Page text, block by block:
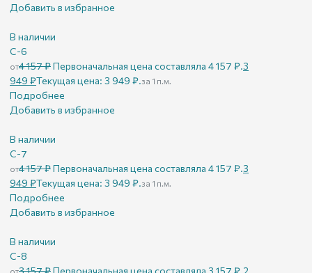
Добавить в избранное
В наличии
С-6
от4 157₽Первоначальная цена составляла 4 157 ₽.3
949 ₽Текущая цена: 3 949 ₽.за 1 п.м.
Подробнее
Добавить в избранное
В наличии
С-7
от4 157₽Первоначальная цена составляла 4 157 ₽.3
949 ₽Текущая цена: 3 949 ₽.за 1 п.м.
Подробнее
Добавить в избранное
В наличии
С-8
3 157₽Первоначальная цена составляла 3 157 ₽. 2